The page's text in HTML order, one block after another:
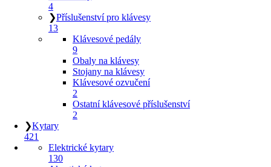
4
❯Příslušenství pro klávesy
13
Klávesové pedály
9
Obaly na klávesy
Stojany na klávesy
Klávesové ozvučení
2
Ostatní klávesové příslušenství
2
❯Kytary
421
Elektrické kytary
130